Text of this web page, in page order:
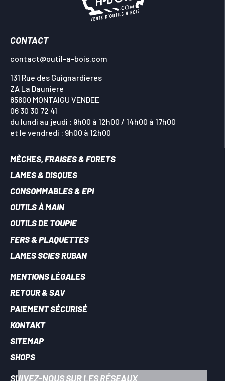
CONTACT
contact@outil-a-bois.com
131 Rue des Guignardieres
ZA La Dauniere
85600 MONTAIGU VENDEE
06 30 30 72 41
du lundi au jeudi : 9h00 à 12h00 / 14h00 à 17h00
et le vendredi : 9h00 à 12h00
MÈCHES, FRAISES & FORETS
LAMES & DISQUES
CONSOMMABLES & EPI
OUTILS À MAIN
OUTILS DE TOUPIE
FERS & PLAQUETTES
LAMES SCIES RUBAN
MENTIONS LÉGALES
RETOUR & SAV
PAIEMENT SÉCURISÉ
KONTAKT
SITEMAP
SHOPS
SUIVEZ-NOUS SUR LES RÉSEAUX